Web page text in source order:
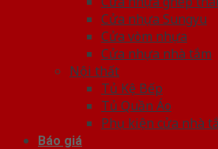
Cửa nhựa Sungyu
Cửa vòm nhựa
Cửa nhựa nhà tắm
Nội thất
Tủ Kệ Bếp
Tủ Quần Áo
Phụ kiện cửa nhà
Báo giá